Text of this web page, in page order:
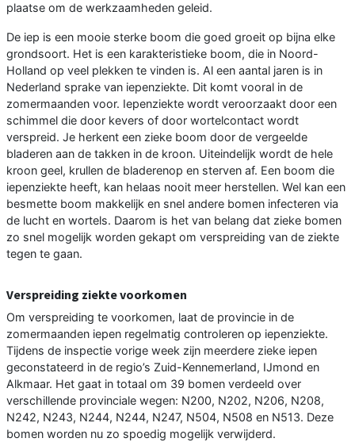
plaatse om de werkzaamheden geleid.
De iep is een mooie sterke boom die goed groeit op bijna elke
grondsoort. Het is een karakteristieke boom, die in Noord-
Holland op veel plekken te vinden is. Al een aantal jaren is in
Nederland sprake van iepenziekte. Dit komt vooral in de
zomermaanden voor. Iepenziekte wordt veroorzaakt door een
schimmel die door kevers of door wortelcontact wordt
verspreid. Je herkent een zieke boom door de vergeelde
bladeren aan de takken in de kroon. Uiteindelijk wordt de hele
kroon geel, krullen de bladerenop en sterven af. Een boom die
iepenziekte heeft, kan helaas nooit meer herstellen. Wel kan een
besmette boom makkelijk en snel andere bomen infecteren via
de lucht en wortels. Daarom is het van belang dat zieke bomen
zo snel mogelijk worden gekapt om verspreiding van de ziekte
tegen te gaan.
Verspreiding ziekte voorkomen
Om verspreiding te voorkomen, laat de provincie in de
zomermaanden iepen regelmatig controleren op iepenziekte.
Tijdens de inspectie vorige week zijn meerdere zieke iepen
geconstateerd in de regio’s Zuid-Kennemerland, IJmond en
Alkmaar. Het gaat in totaal om 39 bomen verdeeld over
verschillende provinciale wegen: N200, N202, N206, N208,
N242, N243, N244, N244, N247, N504, N508 en N513. Deze
bomen worden nu zo spoedig mogelijk verwijderd.